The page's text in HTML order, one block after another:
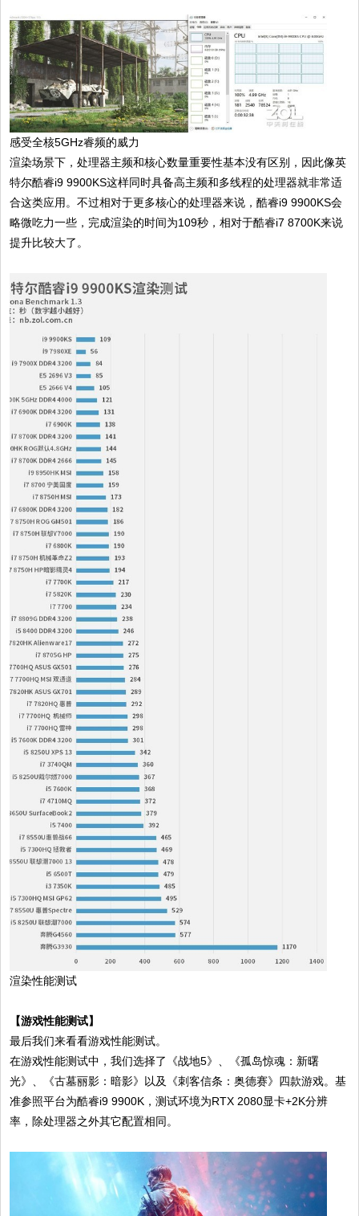
感受全核5GHz睿频的威力
渲染场景下，处理器主频和核心数量重要性基本没有区别，因此像英
特尔酷睿i9 9900KS这样同时具备高主频和多线程的处理器就非常适
合这类应用。不过相对于更多核心的处理器来说，酷睿i9 9900KS会
略微吃力一些，完成渲染的时间为109秒，相对于酷睿i7 8700K来说
提升比较大了。
渲染性能测试
【游戏性能测试】
最后我们来看看游戏性能测试。
在游戏性能测试中，我们选择了《战地5》、《孤岛惊魂：新曙
光》、《古墓丽影：暗影》以及《刺客信条：奥德赛》四款游戏。基
准参照平台为酷睿i9 9900K，测试环境为RTX 2080显卡+2K分辨
率，除处理器之外其它配置相同。